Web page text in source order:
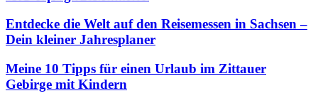
Entdecke die Welt auf den Reisemessen in Sachsen –
Dein kleiner Jahresplaner
Meine 10 Tipps für einen Urlaub im Zittauer
Gebirge mit Kindern